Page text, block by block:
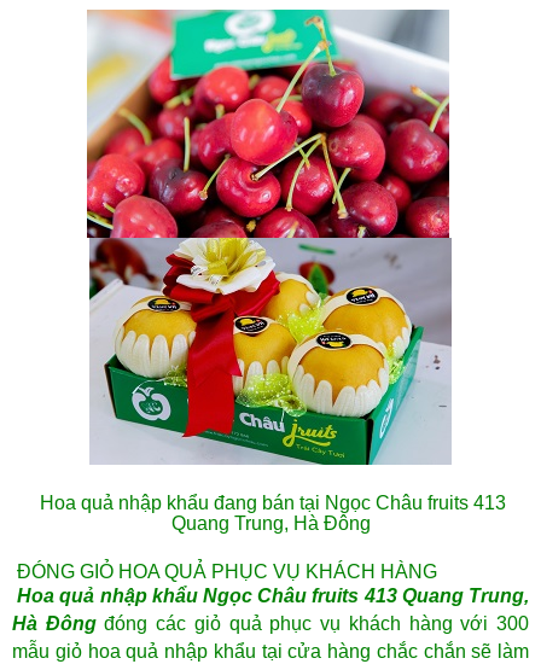
Hoa quả nhập khẩu đang bán tại Ngọc Châu fruits 413
Quang Trung, Hà Đông
ĐÓNG GIỎ HOA QUẢ PHỤC VỤ KHÁCH HÀNG
Hoa quả nhập khẩu Ngọc Châu fruits413 Quang Trung,
Hà Đôngđóng các giỏ quả phục vụ khách hàng với300
mẫu giỏ hoa quả nhập khẩu tại cửa hàng chắc chắn sẽ làm